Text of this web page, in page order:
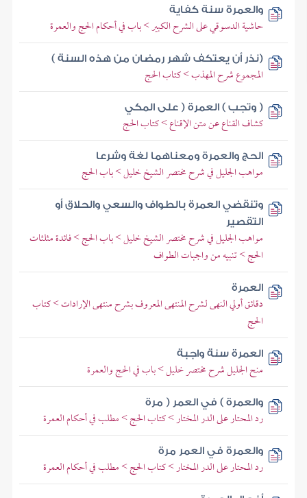
والعمرة سنة كفاية
حاشية الدسوقي على الشرح الكبير > باب في أحكام الحج والعمرة
(نذر أن يعتكف شهر رمضان من هذه السنة )
المجموع شرح المهذب > كتاب الحج
( وتجب ) العمرة ( على المكي
كشاف القناع عن متن الإقناع > كتاب الحج
الحج والعمرة ومعناهما لغة وشرعا
مواهب الجليل في شرح مختصر الشيخ خليل > باب الحج
وتنقضي العمرة بالطواف والسعي والحلاق أو
التقصير
مواهب الجليل في شرح مختصر الشيخ خليل > باب الحج > فائدة مثلثات
الحج > تنبيه من واجبات الطواف
العمرة
دقائق أولي النهى لشرح المنتهى المعروف بشرح منتهى الإرادات > كتاب
الحج
العمرة سنة واجبة
منح الجليل شرح مختصر خليل > باب في الحج والعمرة
والعمرة ) في العمر ( مرة
رد المحتار على الدر المختار > كتاب الحج > مطلب في أحكام العمرة
والعمرة في العمر مرة
رد المحتار على الدر المختار > كتاب الحج > مطلب في أحكام العمرة